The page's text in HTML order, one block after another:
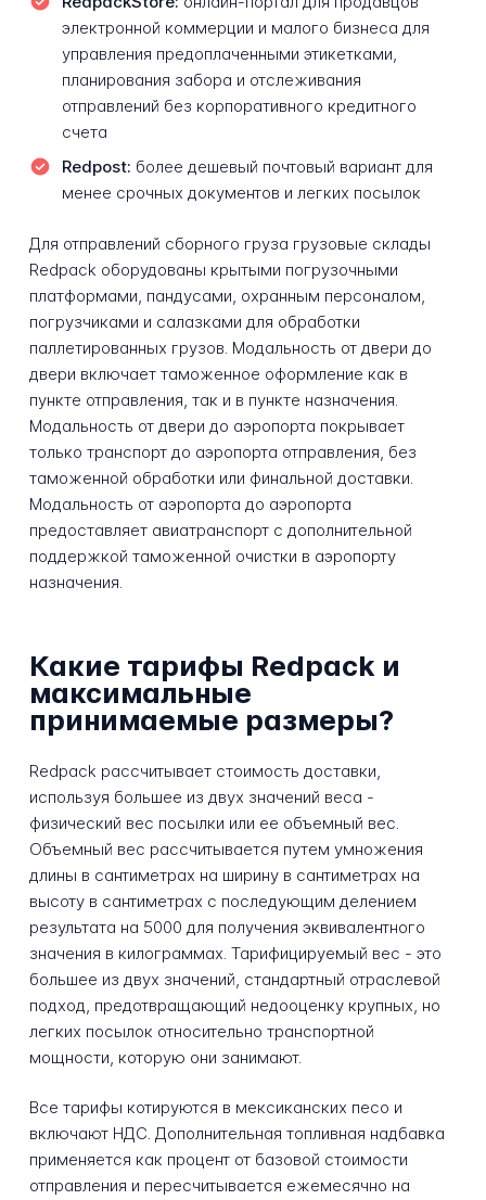
электронной коммерции и малого бизнеса для
управления предоплаченными этикетками,
планирования забора и отслеживания
отправлений без корпоративного кредитного
счета
Redpost: более дешевый почтовый вариант для
менее срочных документов и легких посылок
Для отправлений сборного груза грузовые склады
Redpack оборудованы крытыми погрузочными
платформами, пандусами, охранным персоналом,
погрузчиками и салазками для обработки
паллетированных грузов. Модальность от двери до
двери включает таможенное оформление как в
пункте отправления, так и в пункте назначения.
Модальность от двери до аэропорта покрывает
только транспорт до аэропорта отправления, без
таможенной обработки или финальной доставки.
Модальность от аэропорта до аэропорта
предоставляет авиатранспорт с дополнительной
поддержкой таможенной очистки в аэропорту
назначения.
Какие тарифы Redpack и
максимальные
принимаемые размеры?
Redpack рассчитывает стоимость доставки,
используя большее из двух значений веса -
физический вес посылки или ее объемный вес.
Объемный вес рассчитывается путем умножения
длины в сантиметрах на ширину в сантиметрах на
высоту в сантиметрах с последующим делением
результата на 5000 для получения эквивалентного
значения в килограммах. Тарифицируемый вес - это
большее из двух значений, стандартный отраслевой
подход, предотвращающий недооценку крупных, но
легких посылок относительно транспортной
мощности, которую они занимают.
Все тарифы котируются в мексиканских песо и
включают НДС. Дополнительная топливная надбавка
применяется как процент от базовой стоимости
отправления и пересчитывается ежемесячно на